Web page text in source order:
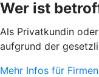
Wer ist
Als Privatkundin
aufgrund der
Mehr Infos für